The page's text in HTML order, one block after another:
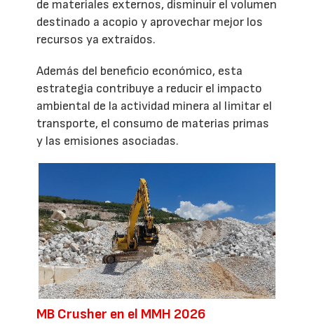
de materiales externos, disminuir el volumen
destinado a acopio y aprovechar mejor los
recursos ya extraídos.
Además del beneficio económico, esta
estrategia contribuye a reducir el impacto
ambiental de la actividad minera al limitar el
transporte, el consumo de materias primas
y las emisiones asociadas.
MB Crusher en el MMH 2026